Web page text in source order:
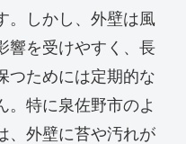
。しかし、外壁は風
響を受けやすく、長
つためには定期的な
。特に泉佐野市のよ
、外壁に苔や汚れが